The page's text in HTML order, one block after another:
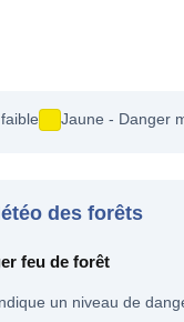
Jaune - Danger
des forêts
feu de forêt
un niveau de